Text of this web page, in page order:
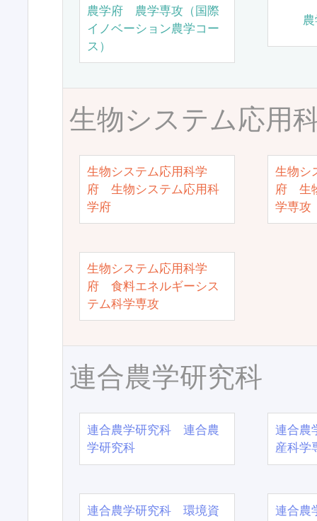
農学府 農学専攻（国際
イノベーション農学コー
ス）
生物システム応用
生物システム応用科学
府 生物システム応用科
学府
生物シ
府 生
学専攻
生物システム応用科学
府 食料エネルギーシス
テム科学専攻
連合農学研究科
連合農学研究科 連合農
学研究科
連合農
産科学
連合農学研究科 環境資
連合農